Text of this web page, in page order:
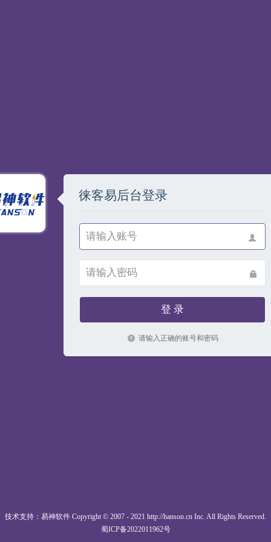
徕客易后台登录
登 录
请输入正确的账号和密码
技术支持：易神软件 Copyright © 2007 - 2021 http://hanson.cn Inc. All Rights Reserved.
蜀ICP备2022011962号